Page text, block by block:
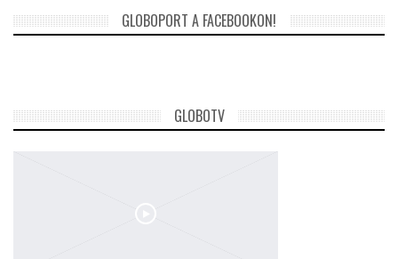
GLOBOPORT A FACEBOOKON!
GLOBOTV